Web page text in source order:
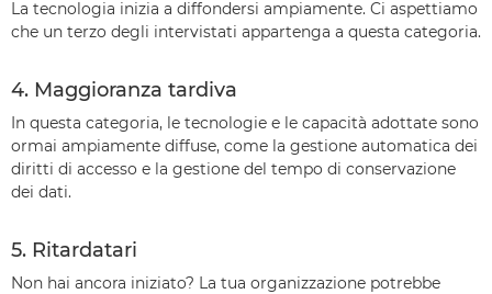
La tecnologia inizia a diffondersi ampiamente. Ci aspettiamo
che un terzo degli intervistati appartenga a questa categoria.
4. Maggioranza tardiva
In questa categoria, le tecnologie e le capacità adottate sono
ormai ampiamente diffuse, come la gestione automatica dei
diritti di accesso e la gestione del tempo di conservazione
dei dati.
5. Ritardatari
Non hai ancora iniziato? La tua organizzazione potrebbe